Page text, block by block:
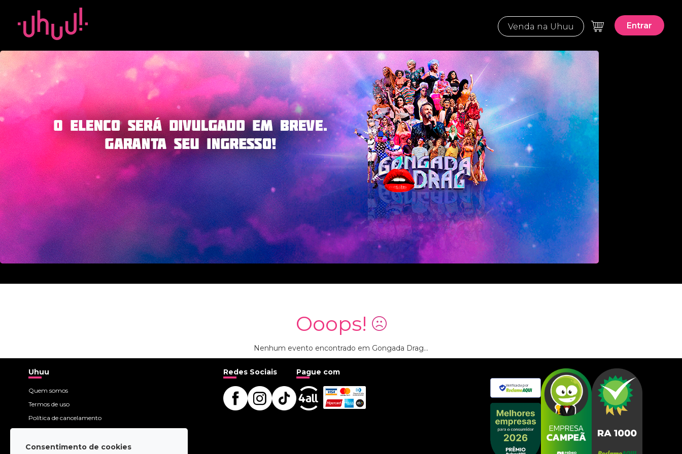
Consentimento de cookies
Venda na Uhuu Entrar
Ooops!
Nenhum evento encontrado em Gongada Drag...
Uhuu
Quem somos
Termos de uso
Política de cancelamento
Política de cookies
Redes Sociais Pague com
Verificada por